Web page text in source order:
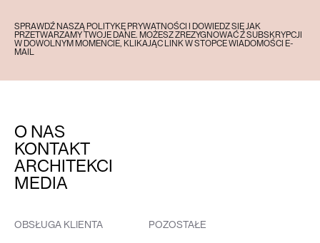
SPRAWDŹ NASZĄ POLITYKĘ PRYWATNOŚCI I DOWIEDZ SIĘ JAK
PRZETWARZAMY TWOJE DANE. MOŻESZ ZREZYGNOWAĆ Z SUBSKRYPCJI
W DOWOLNYM MOMENCIE, KLIKAJĄC LINK W STOPCE WIADOMOŚCI E-
MAIL
O NAS
KONTAKT
ARCHITEKCI
MEDIA
OBSŁUGA KLIENTA POZOSTAŁE